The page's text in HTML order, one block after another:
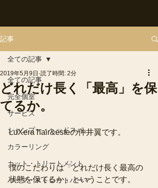
記事
全ての記事
完全個室
サービス
シャンプー・ヘッドスパ
カラーリング
カット・トリートメント
パーマ・ストレートパーマ
全ての記事
どれだけ長く「最高」を保
てるか。
2019年5月9日 読了時間: 2分
LuXera hair&esteの仲井翼です。
僕のこだわりは「どれだけ長く最高の
状態を保てるか」ということです。